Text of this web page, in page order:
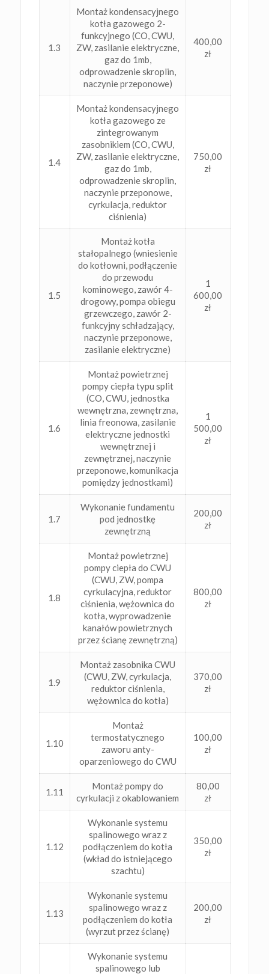
1.3
Montaż kondensacyjnego
kotła gazowego 2-
funkcyjnego (CO, CWU,
ZW, zasilanie elektryczne,
gaz do 1mb,
odprowadzenie skroplin,
naczynie przeponowe)
400,00
zł
1.4
Montaż kondensacyjnego
kotła gazowego ze
zintegrowanym
zasobnikiem (CO, CWU,
ZW, zasilanie elektryczne,
gaz do 1mb,
odprowadzenie skroplin,
naczynie przeponowe,
cyrkulacja, reduktor
ciśnienia)
750,00
zł
1.5
Montaż kotła
stałopalnego (wniesienie
do kotłowni, podłączenie
do przewodu
kominowego, zawór 4-
drogowy, pompa obiegu
grzewczego, zawór 2-
funkcyjny schładzający,
naczynie przeponowe,
zasilanie elektryczne)
1
600,00
zł
1.6
Montaż powietrznej
pompy ciepła typu split
(CO, CWU, jednostka
wewnętrzna, zewnętrzna,
linia freonowa, zasilanie
elektryczne jednostki
wewnętrznej i
zewnętrznej, naczynie
przeponowe, komunikacja
pomiędzy jednostkami)
1
500,00
zł
1.7
Wykonanie fundamentu
pod jednostkę
zewnętrzną
200,00
zł
1.8
Montaż powietrznej
pompy ciepła do CWU
(CWU, ZW, pompa
cyrkulacyjna, reduktor
ciśnienia, wężownica do
kotła, wyprowadzenie
kanałów powietrznych
przez ścianę zewnętrzną)
800,00
zł
1.9
Montaż zasobnika CWU
(CWU, ZW, cyrkulacja,
reduktor ciśnienia,
wężownica do kotła)
370,00
zł
1.10
Montaż
termostatycznego
zaworu anty-
oparzeniowego do CWU
100,00
zł
1.11
Montaż pompy do
cyrkulacji z okablowaniem
80,00
zł
1.12
Wykonanie systemu
spalinowego wraz z
podłączeniem do kotła
(wkład do istniejącego
szachtu)
350,00
zł
1.13
Wykonanie systemu
spalinowego wraz z
podłączeniem do kotła
(wyrzut przez ścianę)
200,00
zł
Wykonanie systemu
spalinowego lub